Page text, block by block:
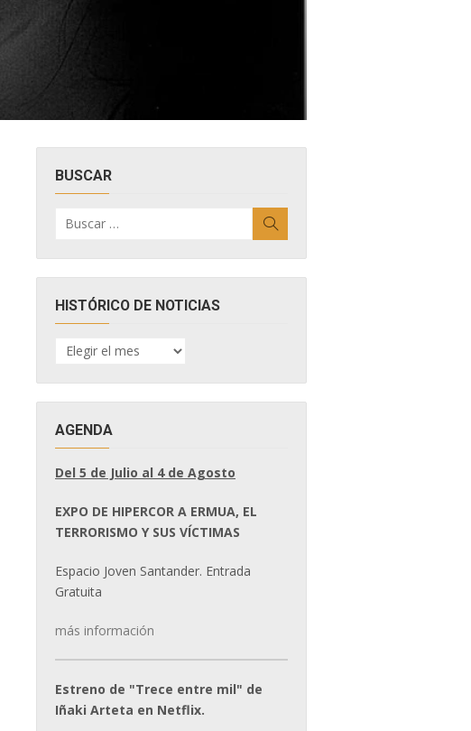
BUSCAR
por:
HISTÓRICO DE NOTICIAS
HISTÓRICO
DE
AGENDA
Del 5 de Julio al 4 de Agosto
EXPO DE HIPERCOR A ERMUA, EL
TERRORISMO Y SUS VÍCTIMAS
Espacio Joven Santander. Entrada
Gratuita
más información
Estreno de "Trece entre mil" de
Iñaki Arteta en Netflix.